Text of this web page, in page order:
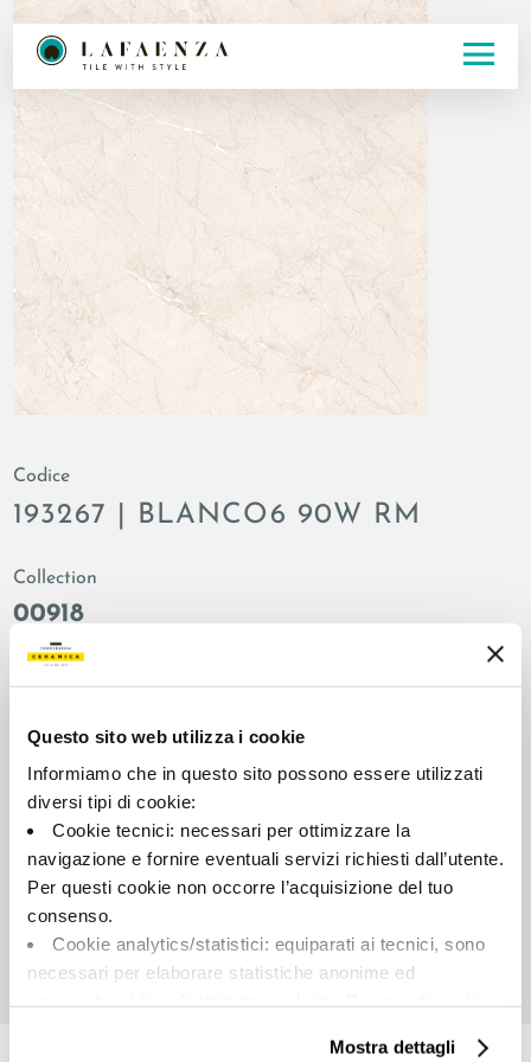
Questo sito web utilizza i cookie
Informiamo che in questo sito possono essere utilizzati
diversi tipi di cookie:
Cookie tecnici: necessari per ottimizzare la
navigazione e fornire eventuali servizi richiesti dall’utente.
Per questi cookie non occorre l’acquisizione del tuo
consenso.
Cookie analytics/statistici: equiparati ai tecnici, sono
necessari per elaborare statistiche anonime ed
Cookie di profilazione/marketing: sono utilizzati, solo
Mostra dettagli
Codice
193267 | BLANCO6 90W RM
Collection
00918
Colors:
White
Plain
Format:
90.0x90.0
natural
matt
Shade variations:
Unit of measure:
MQ